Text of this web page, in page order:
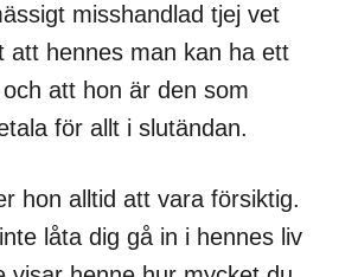
misshandlad tjej vet
att hennes man kan ha ett
att hon är den som
för allt i slutändan.
hon alltid att vara försiktig.
låta dig gå in i hennes liv